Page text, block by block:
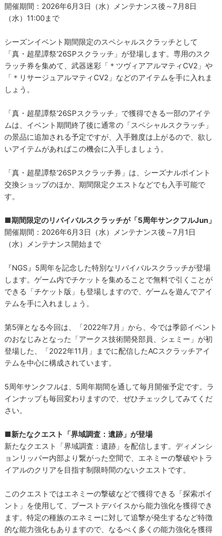
開催期間：2026年6月3日（水）メンテナンス後～7月8日
（水）11:00まで
シーズンイベント期間限定のスペシャルスクラッチとして
「真・超星譚祭'26SPスクラッチ」が登場します。専用のスク
ラッチ券を集めて、武器迷彩「＊ツヴィアアルマティCV2」や
「＊リサージュアルマティCV2」などのアイテムを手に入れま
しょう。
「真・超星譚祭'26SPスクラッチ」で獲得できる一部のアイテ
ムは、イベント期間終了後に通常の「スペシャルスクラッチ」
の景品に追加される予定ですが、入手難度は上がるので、欲し
いアイテムがあればこの機会に入手しましょう。
「真・超星譚祭'26SPスクラッチ券」は、シーズナルポイント
交換ショップのほか、期間限定クエストなどでも入手可能で
す。
■期間限定のリバイバルスクラッチが「5周年サンクフルJun」
開催期間：2026年6月3日（水）メンテナンス後～7月1日
（水）メンテナンス開始まで
『NGS』5周年を記念した特別なリバイバルスクラッチが登場
します。ゲーム内でチケットを集めることで無料で引くことが
できる「チケット版」も登場しますので、ゲームを遊んでアイ
テムを手に入れましょう。
第5弾となる今回は、「2022年7月」から、今では季節イベント
のおなじみとなった「アークス技術開発部員、シェミー」が初
登場した、「2022年11月」までに配信したACスクラッチアイ
テムを中心に構成されています。
5周年サンクフルは、5周年期間を通して毎月開催予定です。ラ
インナップも毎回変わりますので、ぜひチェックしてみてくだ
さい。
■新たなクエスト「界域調査：遺跡」が登場
新たなクエスト「界域調査：遺跡」を配信します。ディメンシ
ョンリッパー内部より繋がった空間で、エネミーの撃破やトラ
イアルのクリアを目指す制限時間のないクエストです。
このクエストではエネミーの撃破などで獲得できる「探索ポイ
ント」を使用して、ブーストデバイスから能力強化を獲得でき
ます。特定の種族のエネミーに対して追撃が発生するなど特徴
的な能力強化もありますので、なるべく多くの能力強化を獲得